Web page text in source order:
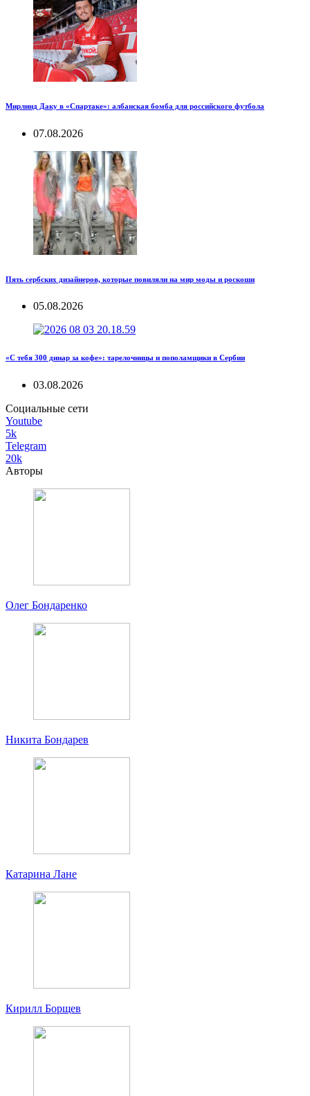
Мирлинд Даку в «Спартаке»: албанская бомба для российского футбола
07.08.2026
Пять сербских дизайнеров, которые повиляли на мир моды и роскоши
05.08.2026
«С тебя 300 динар за кофе»: тарелочницы и пополамщики в Сербии
03.08.2026
Социальные сети
Youtube
5k
Telegram
20k
Авторы
Олег Бондаренко
Никита Бондарев
Катарина Лане
Кирилл Борщев